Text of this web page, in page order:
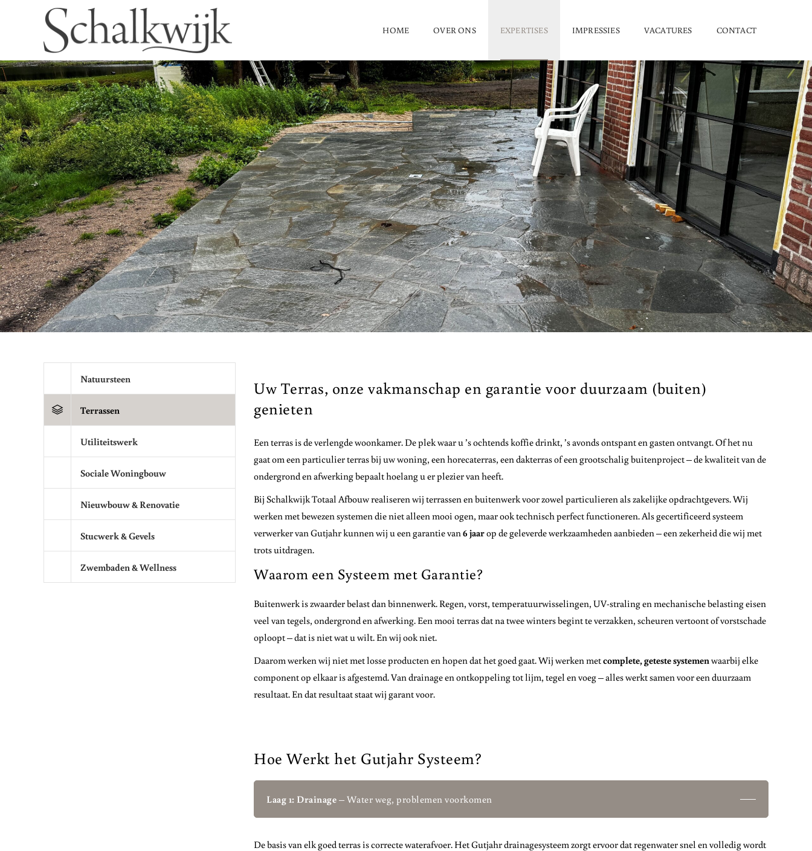
HOME OVER ONS EXPERTISES IMPRESSIES VACATURES CONTACT
Natuursteen
Terrassen
Utiliteitswerk
Sociale Woningbouw
Nieuwbouw & Renovatie
Stucwerk & Gevels
Zwembaden & Wellness
Uw Terras, onze vakmanschap en garantie voor duurzaam (buiten)
genieten
Een terras is de verlengde woonkamer. De plek waar u ’s ochtends koffie drinkt, ’s avonds ontspant en gasten ontvangt. Of het nu
gaat om een particulier terras bij uw woning, een horecaterras, een dakterras of een grootschalig buitenproject – de kwaliteit van de
ondergrond en afwerking bepaalt hoelang u er plezier van heeft.
Bij Schalkwijk Totaal Afbouw realiseren wij terrassen en buitenwerk voor zowel particulieren als zakelijke opdrachtgevers. Wij
werken met bewezen systemen die niet alleen mooi ogen, maar ook technisch perfect functioneren. Als gecertificeerd systeem
verwerker van Gutjahr kunnen wij u een garantie van6 jaarop de geleverde werkzaamheden aanbieden – een zekerheid die wij met
trots uitdragen.
Waarom een Systeem met Garantie?
Buitenwerk is zwaarder belast dan binnenwerk. Regen, vorst, temperatuurwisselingen, UV-straling en mechanische belasting eisen
veel van tegels, ondergrond en afwerking. Een mooi terras dat na twee winters begint te verzakken, scheuren vertoont of vorstschade
oploopt – dat is niet wat u wilt. En wij ook niet.
Daarom werken wij niet met losse producten en hopen dat het goed gaat. Wij werken metcomplete, geteste systemenwaarbij elke
component op elkaar is afgestemd. Van drainage en ontkoppeling tot lijm, tegel en voeg – alles werkt samen voor een duurzaam
resultaat. En dat resultaat staat wij garant voor.
Hoe Werkt het Gutjahr Systeem?
Laag 1: Drainage – Water weg, problemen voorkomen
De basis van elk goed terras is correcte waterafvoer. Het Gutjahr drainagesysteem zorgt ervoor dat regenwater snel en volledig wordt